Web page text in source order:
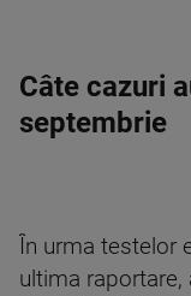
Câte cazuri
septembrie
În urma testelor
ultima